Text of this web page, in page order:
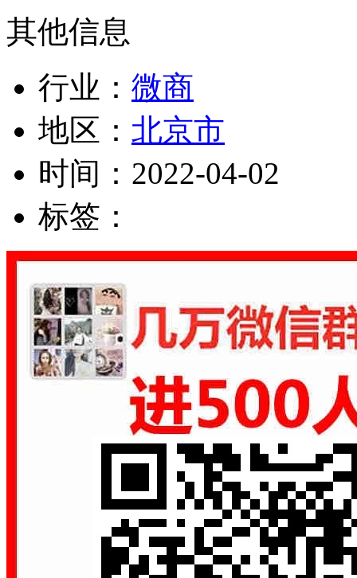
其他信息
行业： 微商
地区： 北京市
时间： 2022-04-02
标签：